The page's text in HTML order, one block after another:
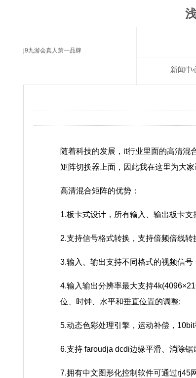
j9九游会真人第一品牌
新闻中
随着科技的发展，it行业里面的高清混
矩阵切换器上面，因此我在这里为大
高清混合矩阵的优势：
1.板卡式设计，所有输入、输出板卡
2.支持信号格式转换，支持倍频倍线
3.输入、输出支持不同格式的视频信
4.输入输出分辨率最大支持
位、时钟、水平和垂直位置的调整;
5.动态色彩处理引擎，运动补偿，
6.支持 faroudja dcdi边缘平滑、消除
7.拥有中文图形化控制软件可通过rj45